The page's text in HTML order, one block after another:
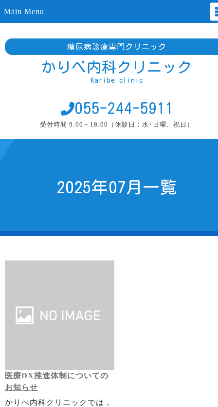
Main Menu
糖尿病診療専門クリニック
かりべ内科クリニック
Karibe clinic
055-244-5911
受付時間 9:00～18:00（休診日：水･日曜、祝日）
2025年07月一覧
医療DX推進体制についての
お知らせ
かりべ内科クリニックでは，